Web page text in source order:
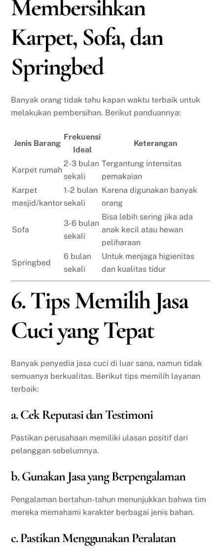
Membersihkan
Karpet, Sofa, dan
Springbed
Banyak orang tidak tahu kapan waktu terbaik untuk
melakukan pembersihan. Berikut panduannya:
Jenis Barang
Frekuensi
Ideal
Keterangan
Karpet rumah
2-3 bulan
sekali
Tergantung intensitas
pemakaian
Karpet
masjid/kantor
1-2 bulan
sekali
Karena digunakan banyak
orang
Sofa
3-6 bulan
sekali
Bisa lebih sering jika ada
anak kecil atau hewan
peliharaan
Springbed
6 bulan
sekali
Untuk menjaga higienitas
dan kualitas tidur
6. Tips Memilih Jasa
Cuci yang Tepat
Banyak penyedia jasa cuci di luar sana, namun tidak
semuanya berkualitas. Berikut tips memilih layanan
terbaik:
a. Cek Reputasi dan Testimoni
Pastikan perusahaan memiliki ulasan positif dari
pelanggan sebelumnya.
b. Gunakan Jasa yang Berpengalaman
Pengalaman bertahun-tahun menunjukkan bahwa tim
mereka memahami karakter berbagai jenis bahan.
c. Pastikan Menggunakan Peralatan